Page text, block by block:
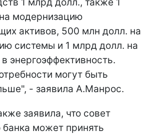
модернизацию
активов, 500 млн долл. на
системы и 1 млрд долл. на
энергоэффективность.
могут быть
- заявила А.Манрос.
заявила, что совет
банка может принять